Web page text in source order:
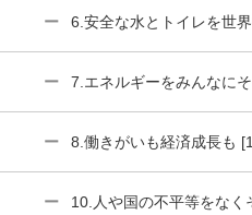
6.安全な水とトイレを世
7.エネルギーをみんなに
8.働きがいも経済成長も
10.人や国の不平等をなく